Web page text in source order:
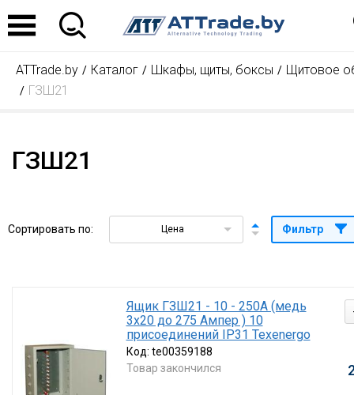
ATTrade.by Каталог Шкафы, щиты, боксы
Щитовое
ГЗШ21
ГЗШ21
Сортировать по: Цена Фильтр
Ящик ГЗШ21 - 10 - 250А (медь
3х20 до 275 Ампер ) 10
присоединений IP31 Texenergo
Код: te00359188
Товар закончился
Подбор по
Степень защиты
Производитель